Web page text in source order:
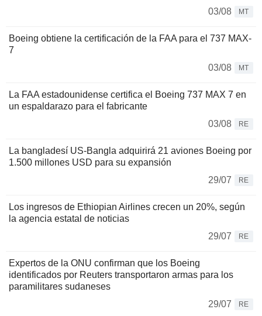
03/08
MT
Boeing obtiene la certificación de la FAA para el 737 MAX-
7
03/08
MT
La FAA estadounidense certifica el Boeing 737 MAX 7 en
un espaldarazo para el fabricante
03/08
RE
La bangladesí US-Bangla adquirirá 21 aviones Boeing por
1.500 millones USD para su expansión
29/07
RE
Los ingresos de Ethiopian Airlines crecen un 20%, según
la agencia estatal de noticias
29/07
RE
Expertos de la ONU confirman que los Boeing
identificados por Reuters transportaron armas para los
paramilitares sudaneses
29/07
RE